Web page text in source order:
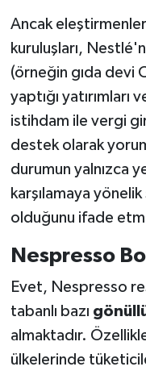
Ancak
kuruluşları,
(örneğin gıda devi
yaptığı yatırımları
istihdam ile vergi
destek olarak
durumun yalnızca
karşılamaya
olduğunu ifade
Nespresso
Evet, Nespresso
tabanlı bazı
almaktadır.
ülkelerinde